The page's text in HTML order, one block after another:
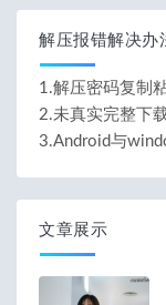
解压报错解决办
1.解压密码复制
2.未真实完整下
3.Android与
文章展示